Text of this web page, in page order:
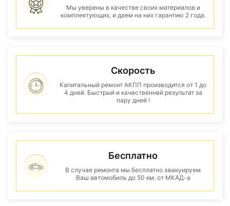
Мы уверены в качестве своих материалов и
комплектующих, и даем на них гарантию 2 года.
Скорость
Капитальный ремонт АКПП производится от 1 до
4 дней. Быстрый и качественнвй результат за
пару дней !
Бесплатно
В случае ремонта мы бесплатно эвакуируем
Ваш автомобиль до 50 км. от МКАД-а